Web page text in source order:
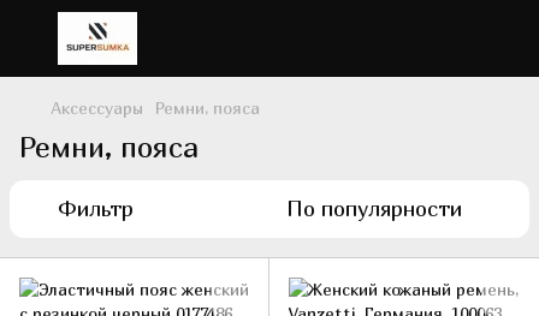
Аксессуары Ремни, пояса
Ремни, пояса
Фильтр По популярности